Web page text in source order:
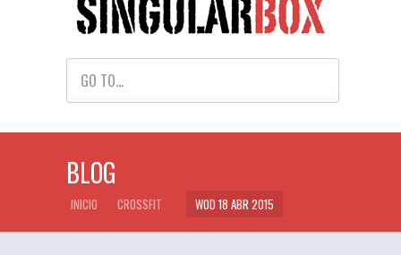
GO TO...
BLOG
INICIO CROSSFIT WOD 18 ABR 2015